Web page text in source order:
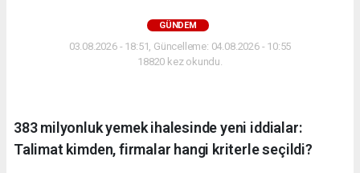
GÜNDEM
03.08.2026 - 18:51, Güncelleme: 04.08.2026 - 10:55
18820 kez okundu.
383 milyonluk yemek ihalesinde yeni iddialar:
Talimat kimden, firmalar hangi kriterle seçildi?